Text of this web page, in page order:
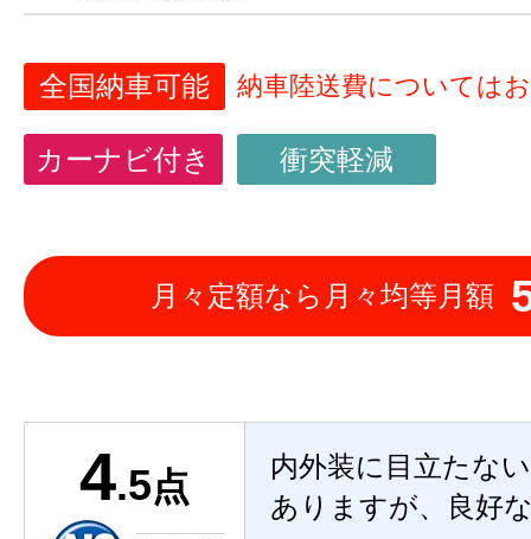
全国納車可能 納車陸送費については
カーナビ付き 衝突軽減
月々定額なら月々均等月額
4.5点
内外装に目立たな
ありますが、良好